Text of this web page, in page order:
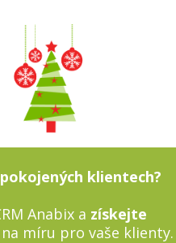
klientech?
Anabix a získejte
míru pro vaše klienty.